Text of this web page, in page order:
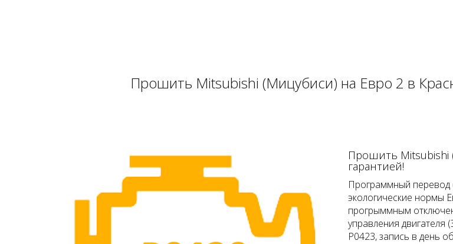
Прошить Mitsubishi (Мицубиси) на Евро 2 в
Прошить Mitsubishi
гарантией!
Программный
экологические нормы
прогрыммным
управления
P0423, запись в день